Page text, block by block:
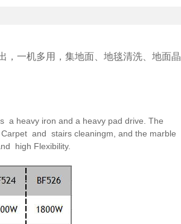
，一机多用，集地面、地毯清洗、地面晶
a heavy iron and a heavy pad drive. The
Carpet and stairs cleaningm, and the marble
high Flexibility.